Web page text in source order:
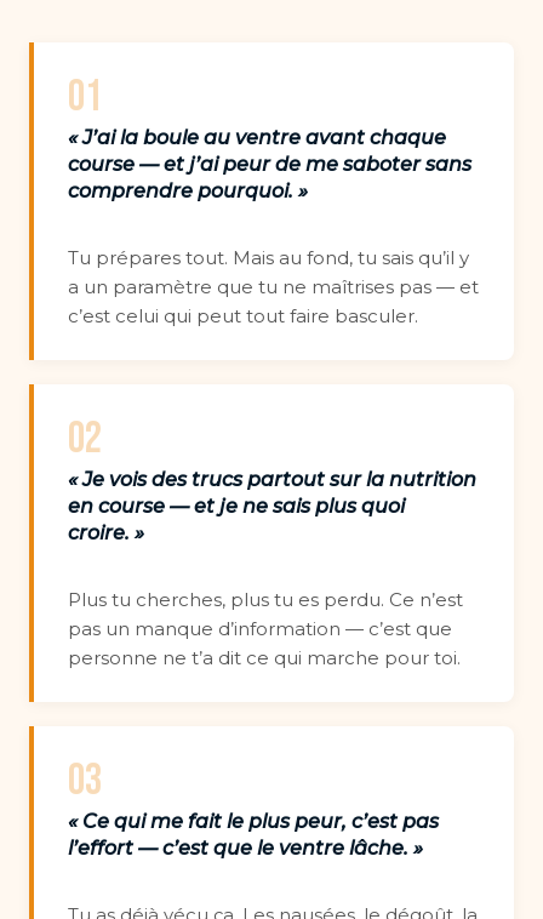
01
« J’ai la boule au ventre avant chaque
course — et j’ai peur de me saboter sans
comprendre pourquoi. »
Tu prépares tout. Mais au fond, tu sais qu’il y
a un paramètre que tu ne maîtrises pas — et
c’est celui qui peut tout faire basculer.
02
« Je vois des trucs partout sur la nutrition
en course — et je ne sais plus quoi
croire. »
Plus tu cherches, plus tu es perdu. Ce n’est
pas un manque d’information — c’est que
personne ne t’a dit ce qui marche pour toi.
03
« Ce qui me fait le plus peur, c’est pas
l’effort — c’est que le ventre lâche. »